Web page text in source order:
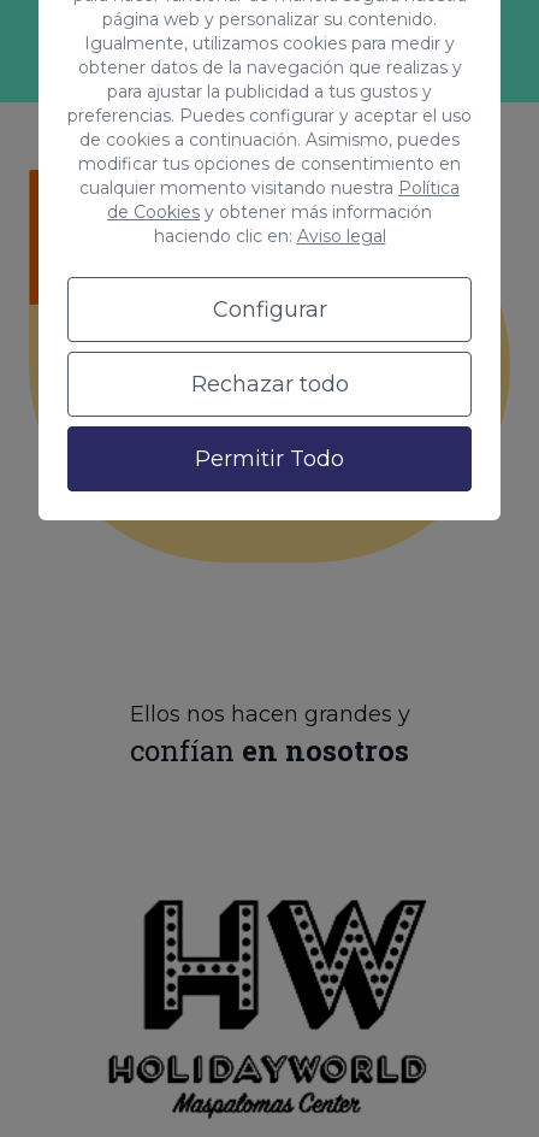
página web y personalizar su contenido.
Igualmente, utilizamos cookies para medir y
obtener datos de la navegación que realizas y
para ajustar la publicidad a tus gustos y
preferencias. Puedes configurar y aceptar el uso
de cookies a continuación. Asimismo, puedes
modificar tus opciones de consentimiento en
cualquier momento visitando nuestra Política
de Cookies y obtener más información
haciendo clic en: Aviso legal
Configurar
Rechazar todo
Permitir Todo
¿Quieres saber más?
En Coco Solution te
asesoramos.
Solicita presupuesto
Ellos nos hacen grandes y
confían en nosotros